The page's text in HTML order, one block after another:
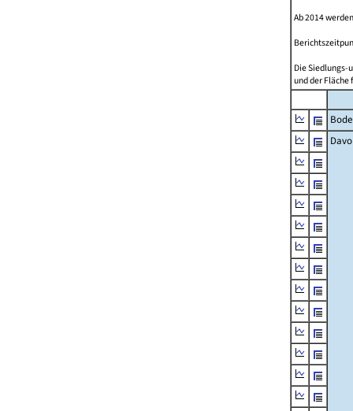
Ab 2014
Die Siedlungs-
und der Fläche